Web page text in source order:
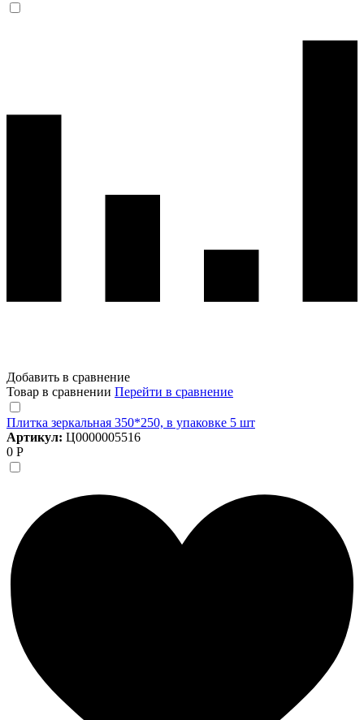
Добавить в сравнение
Товар в сравнении Перейти в сравнение
Плитка зеркальная 350*250, в упаковке 5 шт
Артикул: Ц0000005516
0 Р